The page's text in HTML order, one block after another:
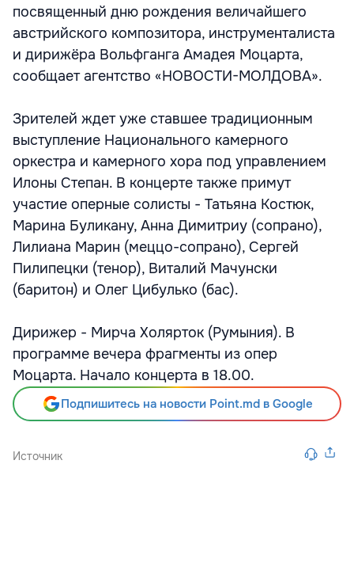
посвященный дню рождения величайшего
австрийского композитора, инструменталиста
и дирижёра Вольфганга Амадея Моцарта,
сообщает агентство «НОВОСТИ-МОЛДОВА».
Зрителей ждет уже ставшее традиционным
выступление Национального камерного
оркестра и камерного хора под управлением
Илоны Степан. В концерте также примут
участие оперные солисты - Татьяна Костюк,
Марина Буликану, Анна Димитриу (сопрано),
Лилиана Марин (меццо-сопрано), Сергей
Пилипецки (тенор), Виталий Мачунски
(баритон) и Олег Цибулько (бас).
Дирижер - Мирча Холярток (Румыния). В
программе вечера фрагменты из опер
Моцарта. Начало концерта в 18.00.
Подпишитесь на новости Point.md в Google
Источник